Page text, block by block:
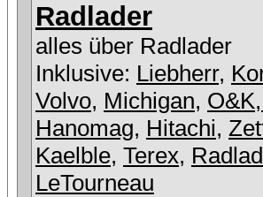
Radlader
alles über Radlader
Inklusive: Liebherr,
Volvo, Michigan,
Hanomag, Hitachi,
Kaelble, Terex,
LeTourneau